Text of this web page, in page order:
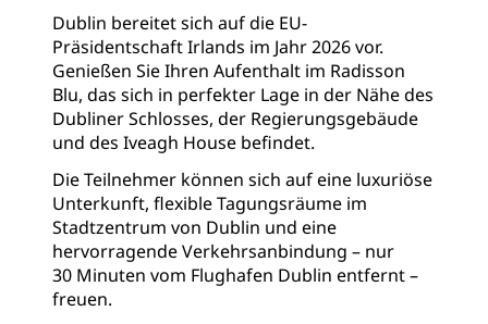
Dublin bereitet sich auf die EU-
Präsidentschaft Irlands im Jahr 2026 vor.
Genießen Sie Ihren Aufenthalt im Radisson
Blu, das sich in perfekter Lage in der Nähe des
Dubliner Schlosses, der Regierungsgebäude
und des Iveagh House befindet.
Die Teilnehmer können sich auf eine luxuriöse
Unterkunft, flexible Tagungsräume im
Stadtzentrum von Dublin und eine
hervorragende Verkehrsanbindung – nur
30 Minuten vom Flughafen Dublin entfernt –
freuen.